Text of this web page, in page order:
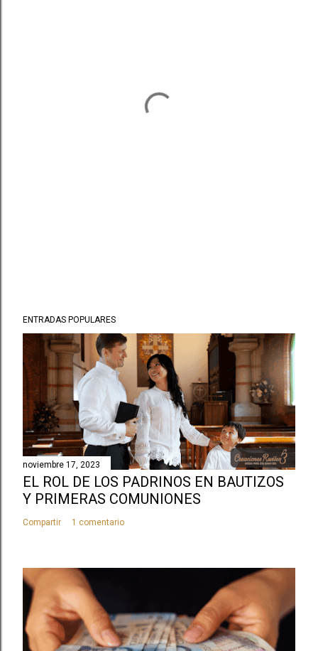
ENTRADAS POPULARES
noviembre 17, 2023
EL ROL DE LOS PADRINOS EN BAUTIZOS
Y PRIMERAS COMUNIONES
Compartir 1 comentario